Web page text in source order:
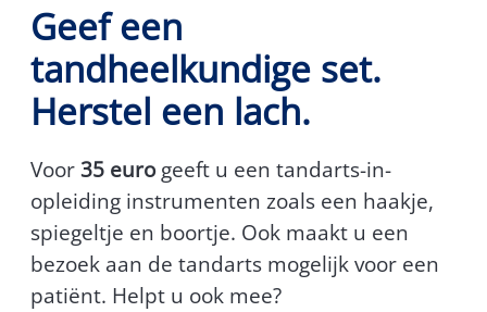
Geef een
tandheelkundige set.
Herstel een lach.
Voor35 eurogeeft u een tandarts-in-
opleiding instrumenten zoals een haakje,
spiegeltje en boortje. Ook maakt u een
bezoek aan de tandarts mogelijk voor een
patiënt. Helpt u ook mee?